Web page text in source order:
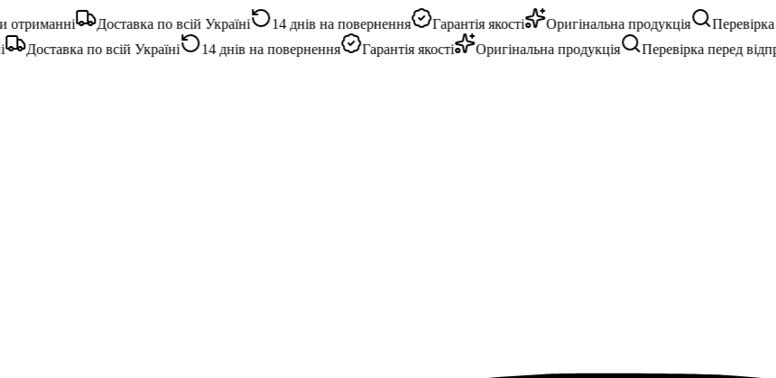
Доставка по всій Україні 14 днів на повернення Гарантія якості Оригінальна продукція Перевірка
Доставка по всій Україні
14 днів на повернення Гарантія якості Оригінальна продукція Перевірка перед